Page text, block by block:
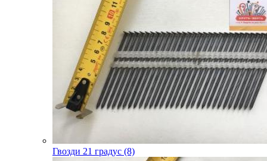
Гвозди 21 градус (8)